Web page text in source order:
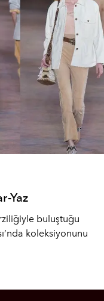
Yaz
buluştuğu
koleksiyonunu